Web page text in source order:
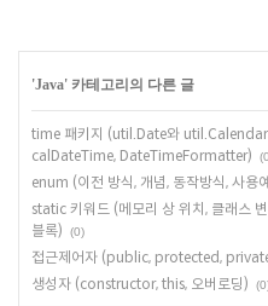
'Java' 카테고리의 다른 글
time 패키지 (util.Date와
calDateTime, DateTimeFormatter)
enum (이전 방식, 개념, 동작방식, 사용
static 키워드 (메모리 상 위치, 클래스
블록)
(0)
접근제어자 (public, protected,
생성자 (constructor, this, 오버로딩)